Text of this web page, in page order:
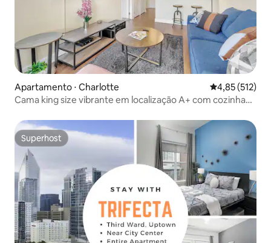
Apartamento ⋅ Charlotte 4,85 de uma
4,85 (512)
Cama king size vibrante em localização A+ com cozinha
Superhost
Superhost